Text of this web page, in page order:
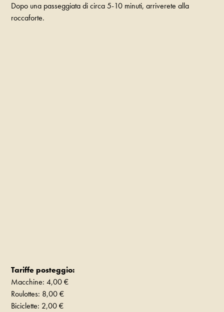
Dopo una passeggiata di circa 5-10 minuti, arriverete alla
roccaforte.
Tariffe posteggio:
Macchine: 4,00 €
Roulottes: 8,00 €
Biciclette: 2,00 €